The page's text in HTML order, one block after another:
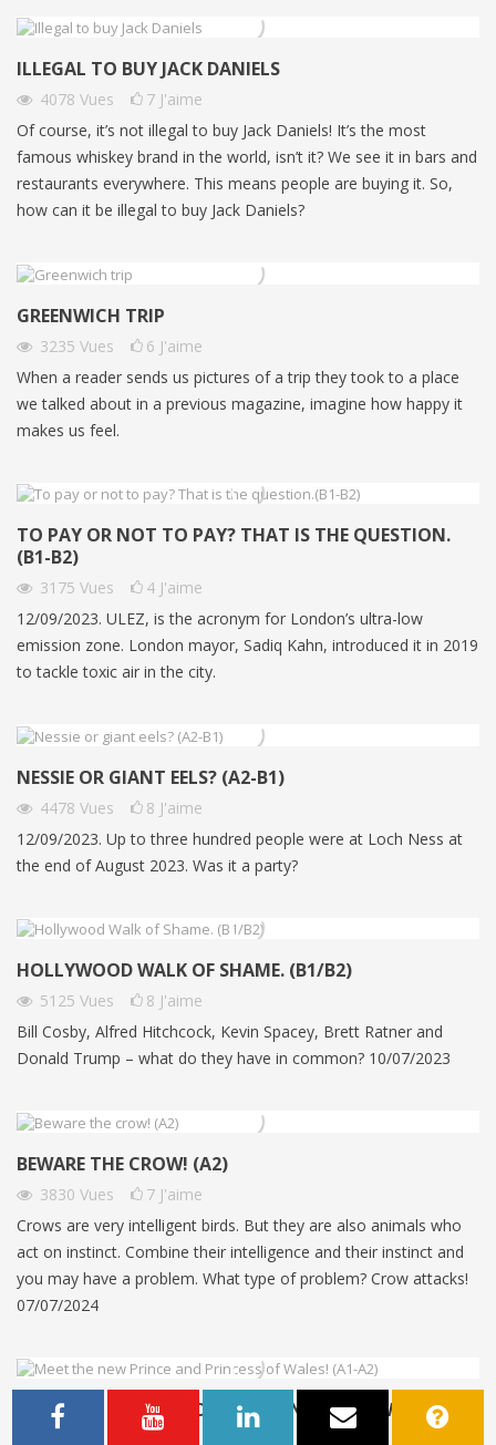
ILLEGAL TO BUY JACK DANIELS
4078 Vues 7 J'aime
Of course, it’s not illegal to buy Jack Daniels! It’s the most
famous whiskey brand in the world, isn’t it? We see it in bars and
restaurants everywhere. This means people are buying it. So,
how can it be illegal to buy Jack Daniels?
GREENWICH TRIP
3235 Vues 6 J'aime
When a reader sends us pictures of a trip they took to a place
we talked about in a previous magazine, imagine how happy it
makes us feel.
TO PAY OR NOT TO PAY? THAT IS THE QUESTION.
(B1-B2)
3175 Vues 4 J'aime
12/09/2023. ULEZ, is the acronym for London’s ultra-low
emission zone. London mayor, Sadiq Kahn, introduced it in 2019
to tackle toxic air in the city.
NESSIE OR GIANT EELS? (A2-B1)
4478 Vues 8 J'aime
12/09/2023. Up to three hundred people were at Loch Ness at
the end of August 2023. Was it a party?
HOLLYWOOD WALK OF SHAME. (B1/B2)
5125 Vues 8 J'aime
Bill Cosby, Alfred Hitchcock, Kevin Spacey, Brett Ratner and
Donald Trump – what do they have in common? 10/07/2023
BEWARE THE CROW! (A2)
3830 Vues 7 J'aime
Crows are very intelligent birds. But they are also animals who
act on instinct. Combine their intelligence and their instinct and
you may have a problem. What type of problem? Crow attacks!
07/07/2024
MEET THE NEW PRINCE AND PRINCESS OF WALES! (A1-